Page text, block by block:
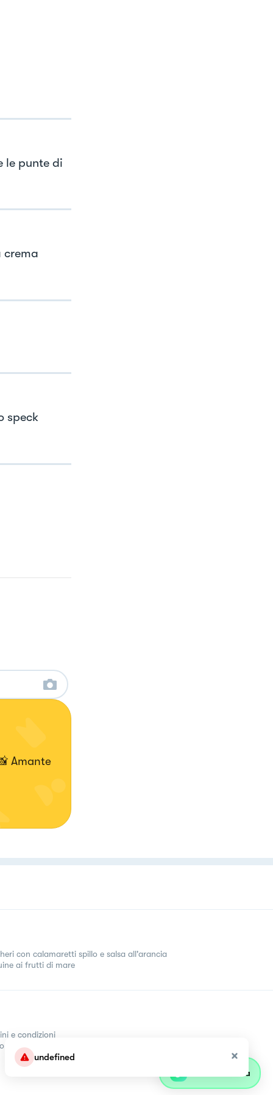
undefined
le punte di
crema
speck
Amante
con calamaretti spillo e salsa all'arancia
ai frutti di mare
e condizioni
Parla con olivia